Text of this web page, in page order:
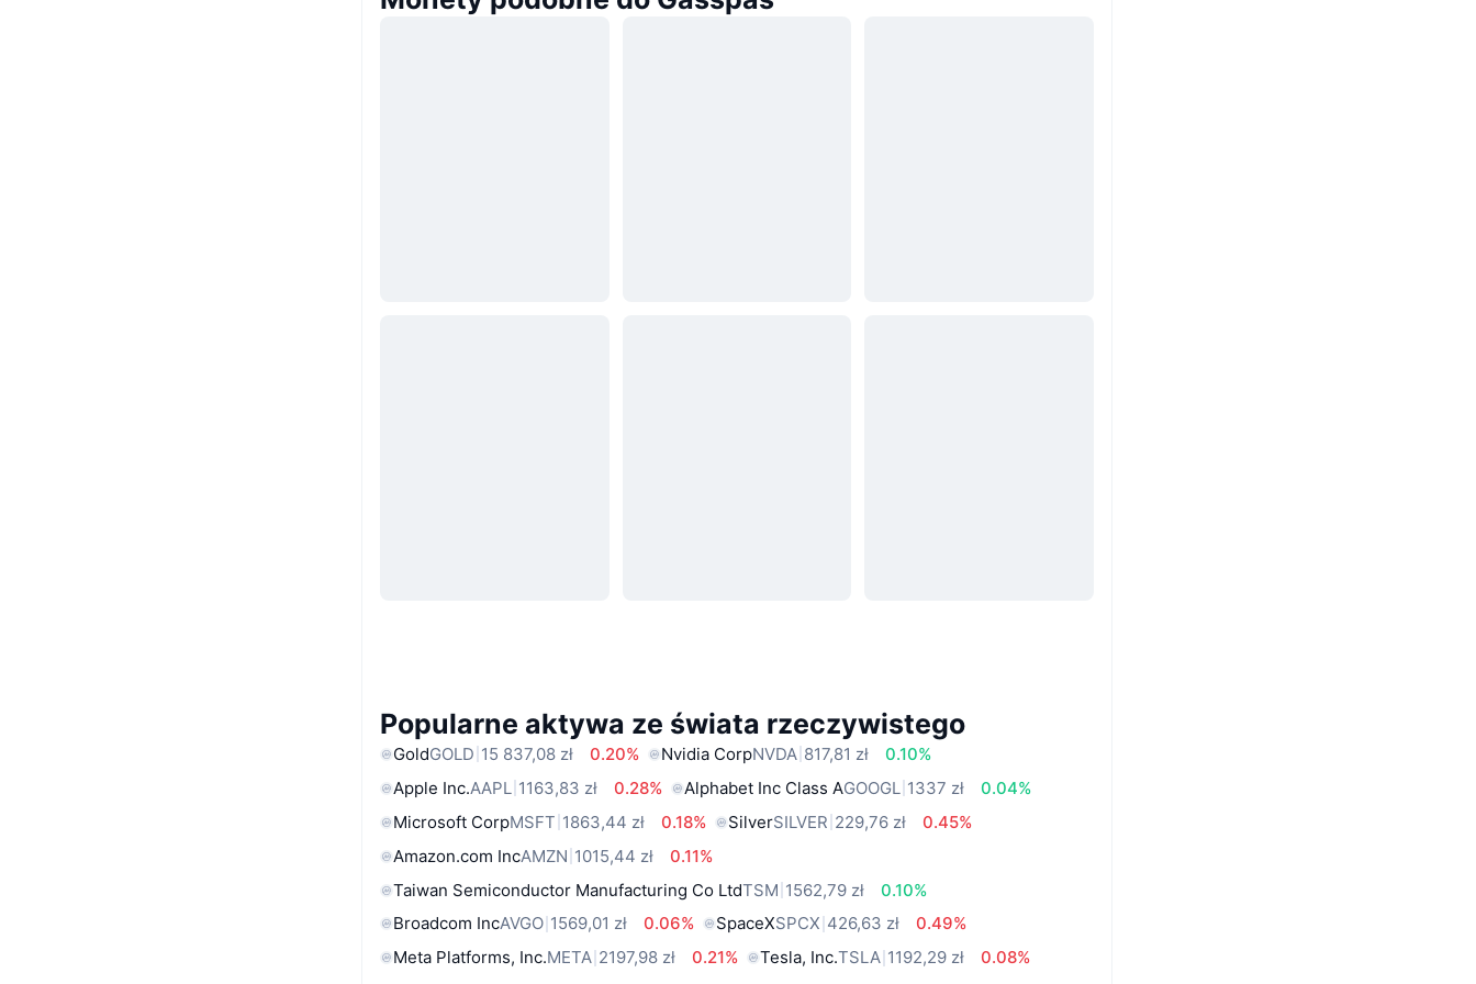
Popularne aktywa ze świata rzeczywistego
GoldGOLD 15 837,08 zł 0.20% Nvidia CorpNVDA 817,81 zł
0.10%
Apple Inc.AAPL 1163,83 zł 0.28% Alphabet Inc Class AGOOGL 1337 zł
0.04%
Microsoft CorpMSFT 1863,44 zł 0.18% SilverSILVER 229,76 zł
0.45%
Amazon.com IncAMZN 1015,44 zł
0.11%
Taiwan Semiconductor Manufacturing Co LtdTSM 1562,79 zł
0.10%
Broadcom IncAVGO 1569,01 zł 0.06% SpaceXSPCX 426,63 zł
0.49%
Meta Platforms, Inc.META 2197,98 zł 0.21% Tesla, Inc.TSLA 1192,29 zł
0.08%